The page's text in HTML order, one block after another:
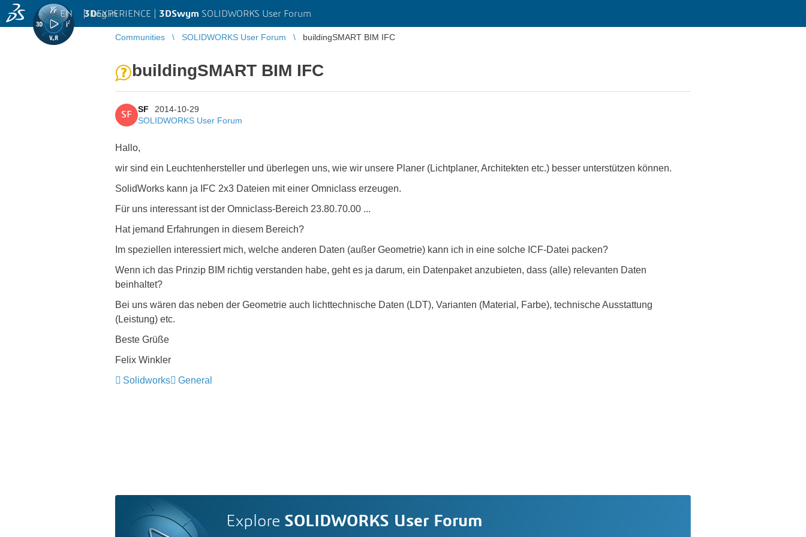
3DEXPERIENCE | 3DSwym SOLIDWORKS User Forum
EN | Log in
Communities SOLIDWORKS User Forum buildingSMART BIM IFC
buildingSMART BIM IFC
SF
SF
2014-10-29
SOLIDWORKS User Forum
Hallo,
wir sind ein Leuchtenhersteller und überlegen uns, wie wir unsere Planer (Lichtplaner, Architekten etc.) besser unterstützen können.
SolidWorks kann ja IFC 2x3 Dateien mit einer Omniclass erzeugen.
Für uns interessant ist der Omniclass-Bereich 23.80.70.00 ...
Hat jemand Erfahrungen in diesem Bereich?
Im speziellen interessiert mich, welche anderen Daten (außer Geometrie) kann ich in eine solche ICF-Datei packen?
Wenn ich das Prinzip BIM richtig verstanden habe, geht es ja darum, ein Datenpaket anzubieten, dass (alle) relevanten Daten
beinhaltet?
Bei uns wären das neben der Geometrie auch lichttechnische Daten (LDT), Varianten (Material, Farbe), technische Ausstattung
(Leistung) etc.
Beste Grüße
Felix Winkler
Solidworks
General
Explore SOLIDWORKS User Forum